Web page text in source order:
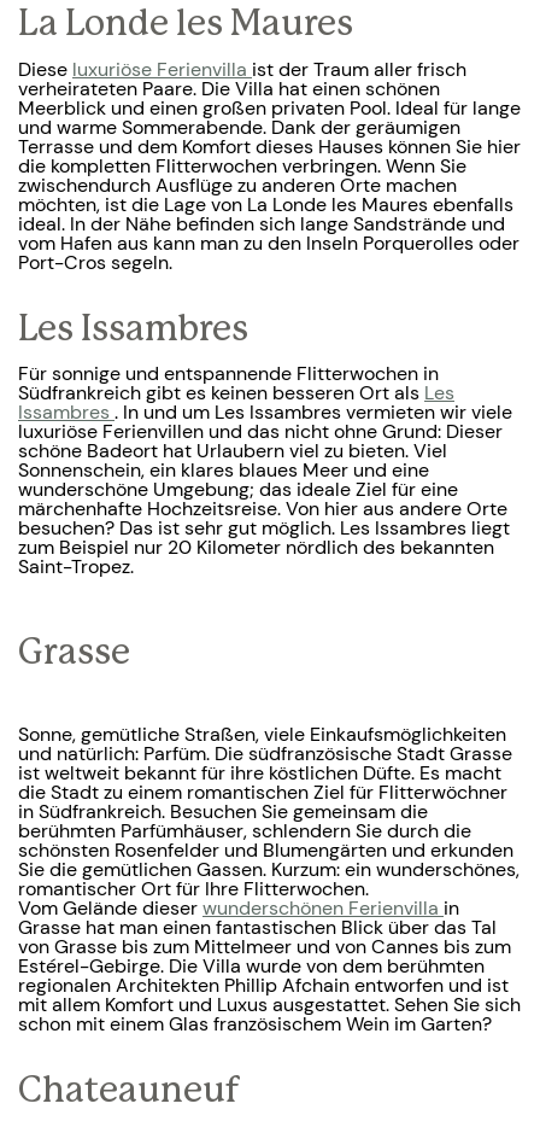
La Londe les Maures
Diese luxuriöse Ferienvilla ist der Traum aller frisch
verheirateten Paare. Die Villa hat einen schönen
Meerblick und einen großen privaten Pool. Ideal für lange
und warme Sommerabende. Dank der geräumigen
Terrasse und dem Komfort dieses Hauses können Sie hier
die kompletten Flitterwochen verbringen. Wenn Sie
zwischendurch Ausflüge zu anderen Orte machen
möchten, ist die Lage von La Londe les Maures ebenfalls
ideal. In der Nähe befinden sich lange Sandstrände und
vom Hafen aus kann man zu den Inseln Porquerolles oder
Port-Cros segeln.
Les Issambres
Für sonnige und entspannende Flitterwochen in
Südfrankreich gibt es keinen besseren Ort als Les
Issambres . In und um Les Issambres vermieten wir viele
luxuriöse Ferienvillen und das nicht ohne Grund: Dieser
schöne Badeort hat Urlaubern viel zu bieten. Viel
Sonnenschein, ein klares blaues Meer und eine
wunderschöne Umgebung; das ideale Ziel für eine
märchenhafte Hochzeitsreise. Von hier aus andere Orte
besuchen? Das ist sehr gut möglich. Les Issambres liegt
zum Beispiel nur 20 Kilometer nördlich des bekannten
Saint-Tropez.
Grasse
Sonne, gemütliche Straßen, viele Einkaufsmöglichkeiten
und natürlich: Parfüm. Die südfranzösische Stadt Grasse
ist weltweit bekannt für ihre köstlichen Düfte. Es macht
die Stadt zu einem romantischen Ziel für Flitterwöchner
in Südfrankreich. Besuchen Sie gemeinsam die
berühmten Parfümhäuser, schlendern Sie durch die
schönsten Rosenfelder und Blumengärten und erkunden
Sie die gemütlichen Gassen. Kurzum: ein wunderschönes,
romantischer Ort für Ihre Flitterwochen.
Vom Gelände dieserwunderschönen Ferienvilla in
Grasse hat man einen fantastischen Blick über das Tal
von Grasse bis zum Mittelmeer und von Cannes bis zum
Estérel-Gebirge. Die Villa wurde von dem berühmten
regionalen Architekten Phillip Afchain entworfen und ist
mit allem Komfort und Luxus ausgestattet. Sehen Sie sich
schon mit einem Glas französischem Wein im Garten?
Chateauneuf